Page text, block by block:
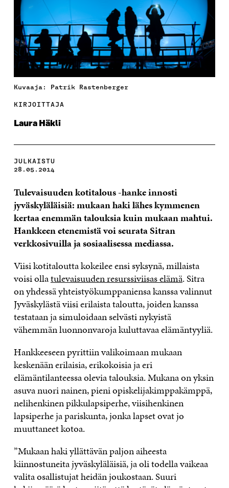
Kuvaaja: Patrik Rastenberger
KIRJOITTAJA
Laura Häkli
JULKAISTU
28.05.2014
Tulevaisuuden kotitalous -hanke innosti
jyväskyläläisiä: mukaan haki lähes kymmenen
kertaa enemmän talouksia kuin mukaan mahtui.
Hankkeen etenemistä voi seurata Sitran
verkkosivuilla ja sosiaalisessa mediassa.
Viisi kotitaloutta kokeilee ensi syksynä, millaista
voisi ollatulevaisuuden resurssiviisas elämä. Sitra
on yhdessä yhteistyökumppaniensa kanssa valinnut
Jyväskylästä viisi erilaista taloutta, joiden kanssa
testataan ja simuloidaan selvästi nykyistä
vähemmän luonnonvaroja kuluttavaa elämäntyyliä.
Hankkeeseen pyrittiin valikoimaan mukaan
keskenään erilaisia, erikokoisia ja eri
elämäntilanteessa olevia talouksia. Mukana on yksin
asuva nuori nainen, pieni opiskelijakimppakämppä,
nelihenkinen pikkulapsiperhe, viisihenkinen
lapsiperhe ja pariskunta, jonka lapset ovat jo
muuttaneet kotoa.
”Mukaan haki yllättävän paljon aiheesta
kiinnostuneita jyväskyläläisiä, ja oli todella vaikeaa
valita osallistujat heidän joukostaan. Suuri